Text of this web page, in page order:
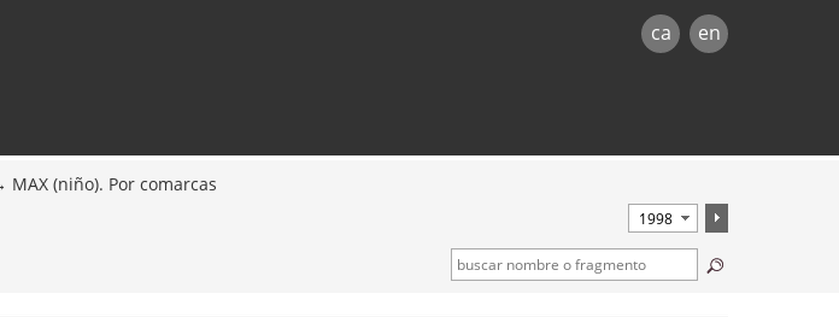
ca en
MAX (niño). Por comarcas